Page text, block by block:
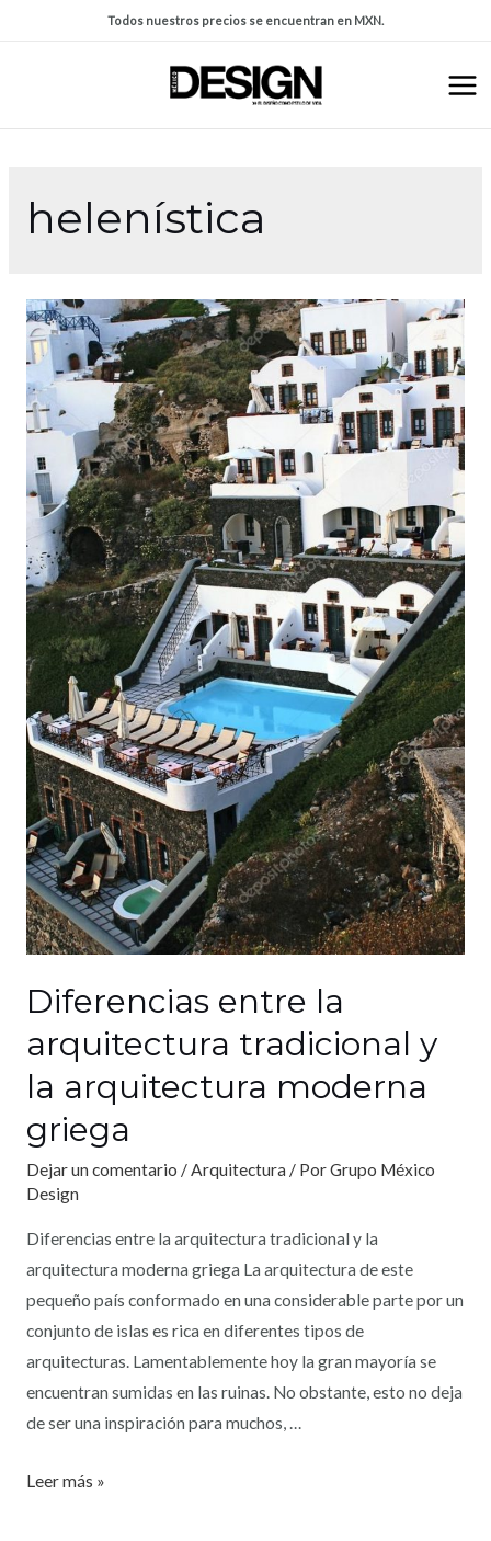
Todos nuestros precios se encuentran en MXN.
helenística
Diferencias entre la
arquitectura tradicional y
la arquitectura moderna
griega
Dejar un comentario /Arquitectura / PorGrupo México
Design
Diferencias entre la arquitectura tradicional y la
arquitectura moderna griega La arquitectura de este
pequeño país conformado en una considerable parte por un
conjunto de islas es rica en diferentes tipos de
arquitecturas. Lamentablemente hoy la gran mayoría se
encuentran sumidas en las ruinas. No obstante, esto no deja
de ser una inspiración para muchos, …
Leer más »